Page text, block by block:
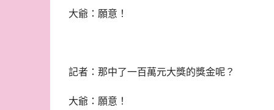
大爺：願意！
記者：那中了一百萬元大獎的獎金呢？
大爺：願意！